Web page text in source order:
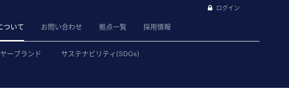
ログイン
ついて お問い合わせ 拠点一覧 採用情報
ーブランド サステナビリティ(SDGs)